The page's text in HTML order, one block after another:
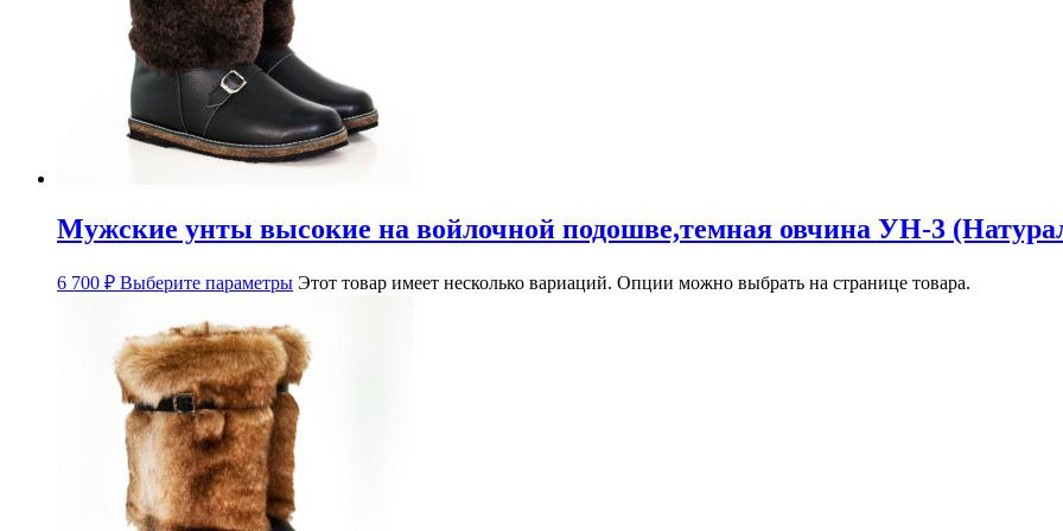
Мужские унты высокие на войлочной подошве,темная овчина УН-3
6 700 ₽ Выберите параметры Этот товар имеет несколько вариаций. Опции можно выбрать на странице товара.